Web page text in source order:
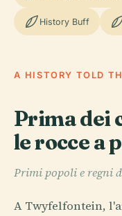
History Buff
A HISTORY TOLD
Prima dei
le rocce a
Primi popoli e regni
A Twyfelfontein,